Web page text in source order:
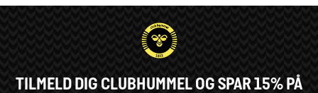
TILMELD DIG CLUBHUMMEL OG SPAR 15% PÅ